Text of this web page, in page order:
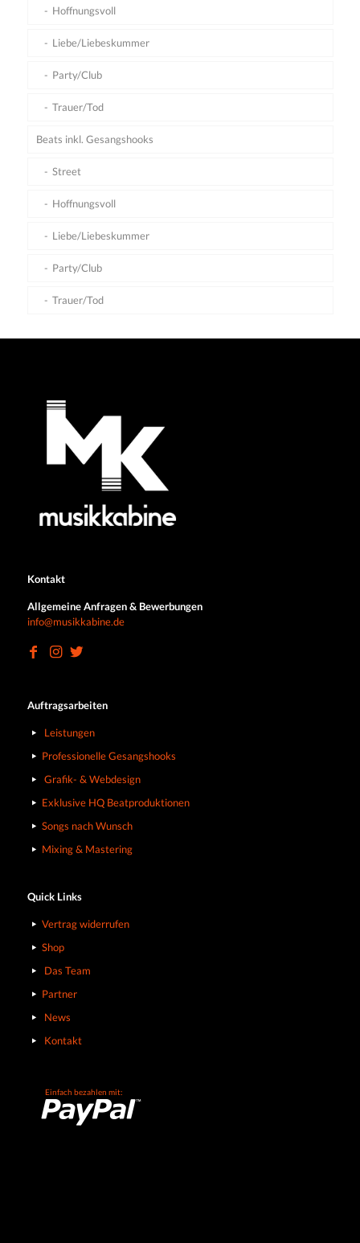
Hoffnungsvoll
Liebe/Liebeskummer
Party/Club
Trauer/Tod
Beats inkl. Gesangshooks
Street
Hoffnungsvoll
Liebe/Liebeskummer
Party/Club
Trauer/Tod
Kontakt
Allgemeine Anfragen & Bewerbungen
info@musikkabine.de
Auftragsarbeiten
Leistungen
Professionelle Gesangshooks
Grafik- & Webdesign
Exklusive HQ Beatproduktionen
Songs nach Wunsch
Mixing & Mastering
Quick Links
Vertrag widerrufen
Shop
Das Team
Partner
News
Kontakt
Einfach bezahlen mit: